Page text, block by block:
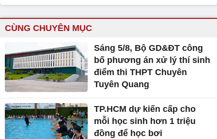
CÙNG CHUYÊN MỤC
Sáng 5/8, Bộ GD&ĐT công
bố phương án xử lý thí sinh
điểm thi THPT Chuyên
Tuyên Quang
TP.HCM dự kiến cấp cho
mỗi học sinh hơn 1 triệu
đồng để học bơi